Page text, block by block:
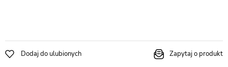
Dodaj do ulubionych Zapytaj o produkt